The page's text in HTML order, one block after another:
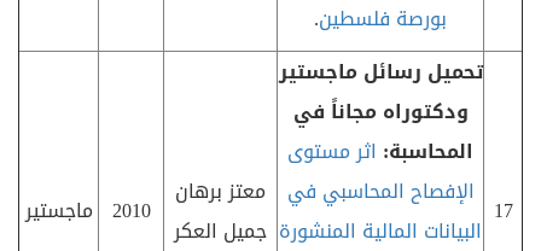
بورصة فلسطين.
17
تحميل رسائل ماجستير
ودكتوراه مجاناً في
المحاسبة: اثر مستوى
الإفصاح المحاسبي في
البيانات المالية المنشورة
معتز برهان
جميل العكر
2010 ماجستير